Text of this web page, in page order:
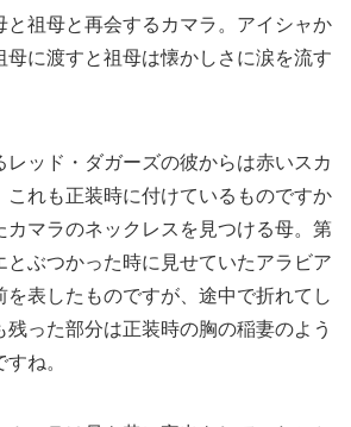
と祖母と再会するカマラ。アイシャか
母に渡すと祖母は懐かしさに涙を流す
レッド・ダガーズの彼からは赤いスカ
これも正装時に付けているものですか
カマラのネックレスを見つける母。第
とぶつかった時に見せていたアラビア
を表したものですが、途中で折れてし
残った部分は正装時の胸の稲妻のよう
ね。